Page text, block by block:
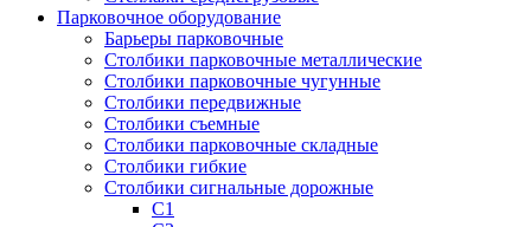
Парковочное оборудование
Барьеры парковочные
Столбики парковочные металлические
Столбики парковочные чугунные
Столбики передвижные
Столбики съемные
Столбики парковочные складные
Столбики гибкие
Столбики сигнальные дорожные
С1